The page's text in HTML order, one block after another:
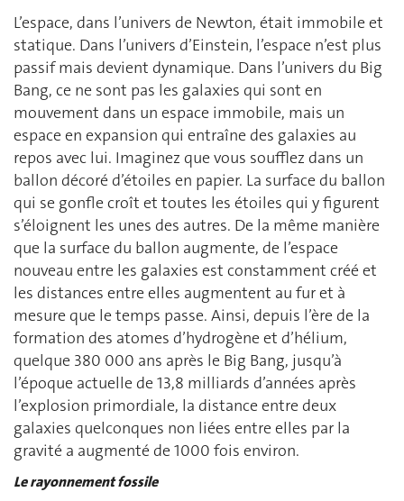
L’espace, dans l’univers de Newton, était immobile et
statique. Dans l’univers d’Einstein, l’espace n’est plus
passif mais devient dynamique. Dans l’univers du Big
Bang, ce ne sont pas les galaxies qui sont en
mouvement dans un espace immobile, mais un
espace en expansion qui entraîne des galaxies au
repos avec lui. Imaginez que vous soufflez dans un
ballon décoré d’étoiles en papier. La surface du ballon
qui se gonfle croît et toutes les étoiles qui y figurent
s’éloignent les unes des autres. De la même manière
que la surface du ballon augmente, de l’espace
nouveau entre les galaxies est constamment créé et
les distances entre elles augmentent au fur et à
mesure que le temps passe. Ainsi, depuis l’ère de la
formation des atomes d’hydrogène et d’hélium,
quelque 380 000 ans après le Big Bang, jusqu’à
l’époque actuelle de 13,8 milliards d’années après
l’explosion primordiale, la distance entre deux
galaxies quelconques non liées entre elles par la
gravité a augmenté de 1000 fois environ.
Le rayonnement fossile